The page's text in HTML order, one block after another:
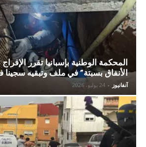
المحكمة الوطنية بإسبانيا تقرر
الأنفاق بسبتة” في ملف وتبقيه سجينا
آنفانيوز - 24 يوليو، 2026